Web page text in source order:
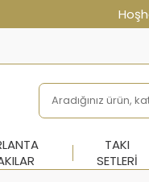
TAKI
SETLERI